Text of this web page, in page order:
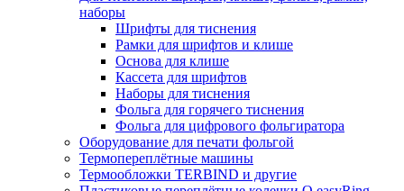
наборы
Шрифты для тиснения
Рамки для шрифтов и клише
Основа для клише
Кассета для шрифтов
Наборы для тиснения
Фольга для горячего тиснения
Фольга для цифрового фольгиратора
Оборудование для печати фольгой
Термопереплётные машины
Термообложки TERBIND и другие